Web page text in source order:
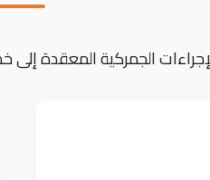
الجمركية المعقدة